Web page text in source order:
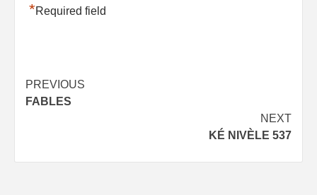
*Required field
Post
navigation
PREVIOUS
FABLES
NEXT
KÉ NIVÈLE 537